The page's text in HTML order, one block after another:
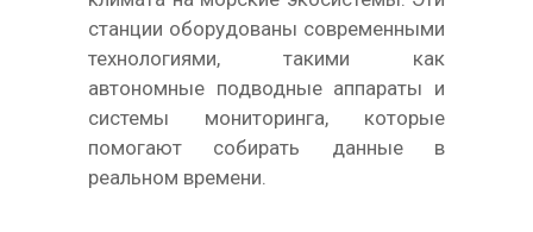
станции оборудованы современными
технологиями, такими как
автономные подводные аппараты и
системы мониторинга, которые
помогают собирать данные в
реальном времени.